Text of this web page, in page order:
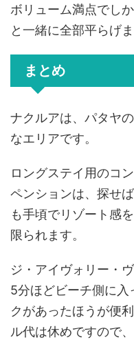
ボリューム満点でし
と一緒に全部平らげま
まとめ
ナクルアは、パタヤ
なエリアです。
ロングステイ用のコ
ペンションは、探せ
も手頃でリゾート感
限られます。
ジ・アイヴォリー・
5分ほどビーチ側に入
クがあったほうが便
ル代は休めですので